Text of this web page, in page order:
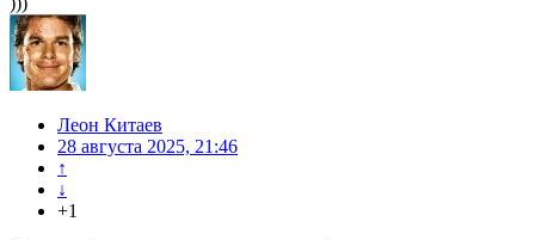
Леон Китаев
28 августа 2025, 21:46
↑
↓
+1